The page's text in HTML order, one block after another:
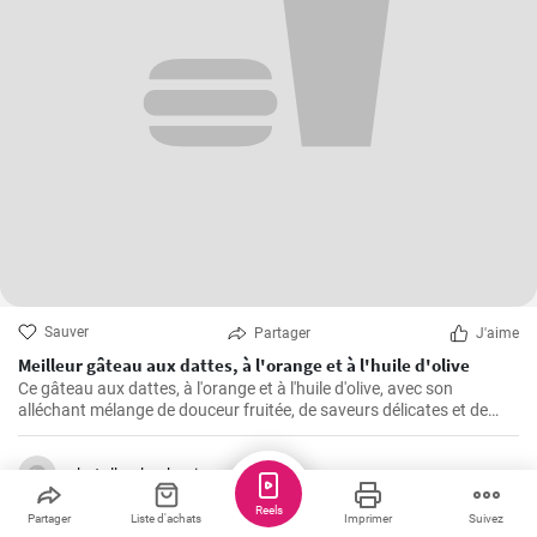
Sauver Partager J'aime
Meilleur gâteau aux dattes, à l'orange et à l'huile d'olive
Ce gâteau aux dattes, à l'orange et à l'huile d'olive, avec son
alléchant mélange de douceur fruitée, de saveurs délicates et de
texture moelleuse, ne manque jamais de rendre toute occasion
spéciale.
skatulkavkuchyni
Partager Liste d'achats Imprimer Suivez
Reels